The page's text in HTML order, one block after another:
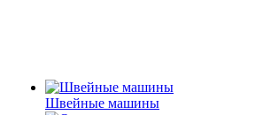
Швейные машины